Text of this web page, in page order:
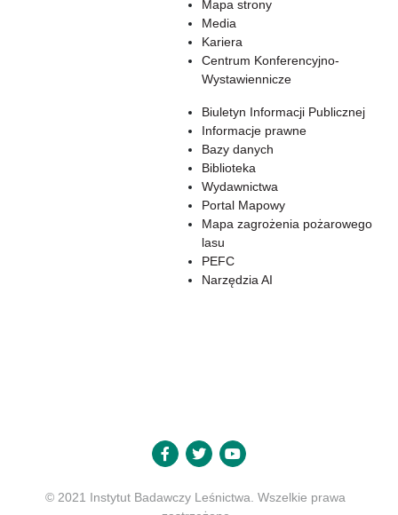
Mapa strony
Media
Kariera
Centrum Konferencyjno-
Wystawiennicze
Biuletyn Informacji Publicznej
Informacje prawne
Bazy danych
Biblioteka
Wydawnictwa
Portal Mapowy
Mapa zagrożenia pożarowego
lasu
PEFC
Narzędzia AI
© 2021 Instytut Badawczy Leśnictwa. Wszelkie prawa